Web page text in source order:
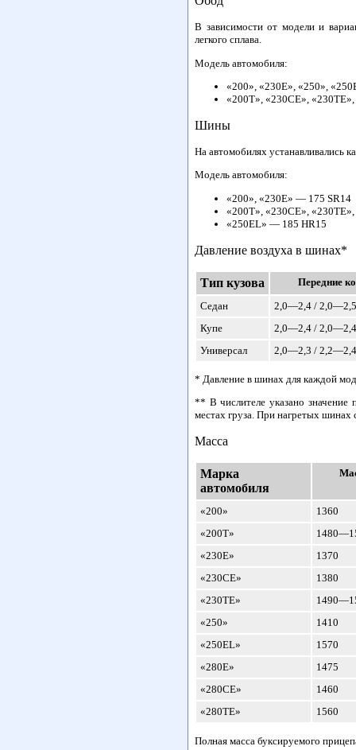
В зависимости от модели и
легкого сплава.
Модель автомобиля:
«200», «230Е», «250»,
«200Т», «230СЕ»,
Шины
На автомобилях устанавливались
Модель автомобиля:
«200», «230Е» — 175 SR14
«200Т», «230СЕ»,
«250EL» — 185 HR15
Давление воздуха в шинах*
Тип кузова
Передние
Седан
2,0—2,4 / 2,0—2,5
Купе
2,0—2,4 / 2,0—2,4
Универсал
2,0—2,3 / 2,2—2,4
* Давление в шинах для каждой
** В числителе указано значение
местах груза. При нагретых шинах
Масса
Марка
автомобиля
«200»
1360
«200Т»
«230Е»
1370
«230СЕ»
1380
«230ТЕ»
«250»
1410
«250EL»
1570
«280Е»
1475
«280СЕ»
1460
«280ТЕ»
1560
Полная масса буксируемого